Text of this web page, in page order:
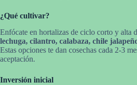
¿Qué cultivar?
Enfócate en hortalizas de ciclo corto y alta
lechuga, cilantro, calabaza, chile
Estas opciones te dan cosechas cada 2-3
aceptación.
Inversión inicial